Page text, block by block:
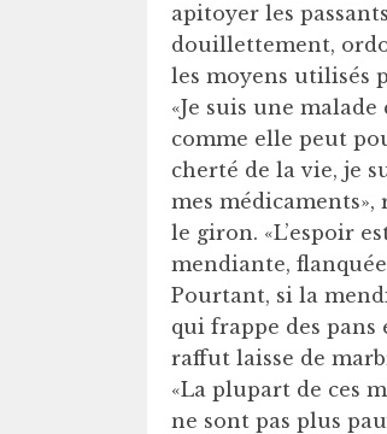
apitoyer les
douillettement,
les moyens utilisés
«Je suis une
comme elle peut
cherté de la vie, je
mes
le giron. «L’espoir
mendiante,
Pourtant, si la
qui frappe des pans
raffut laisse de
«La plupart de ces
ne sont pas plus